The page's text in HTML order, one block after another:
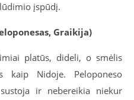
įspūdį.
Graikija)
platūs, dideli, o smėlis
Nidoje. Peloponeso
ir nebereikia niekur